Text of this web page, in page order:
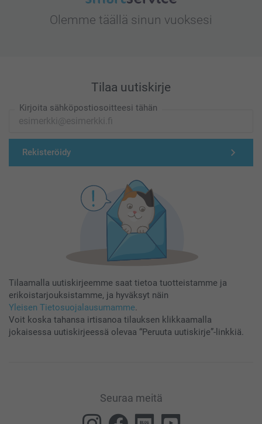
Olemme täällä sinun vuoksesi
Tilaa uutiskirje
Kirjoita sähköpostiosoitteesi tähän
Rekisteröidy
Tilaamalla uutiskirjeemme saat tietoa tuotteistamme ja
erikoistarjouksistamme, ja hyväksyt näin
Yleisen Tietosuojalausumamme.
Voit koska tahansa irtisanoa tilauksen klikkaamalla
jokaisessa uutiskirjeessä olevaa “Peruuta uutiskirje”-linkkiä.
Seuraa meitä